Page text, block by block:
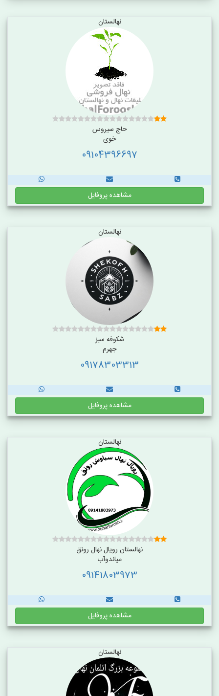
نهالستان
حاج سیروس
خوی
09104396697
مشاهده پروفایل
نهالستان
شکوفه سبز
جهرم
09178303313
مشاهده پروفایل
نهالستان
نهالستان رویال نهال رونق
میاندوآب
09141803973
مشاهده پروفایل
نهالستان